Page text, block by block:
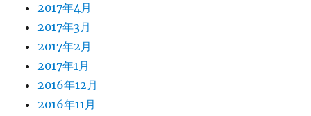
2017年4月
2017年3月
2017年2月
2017年1月
2016年12月
2016年11月